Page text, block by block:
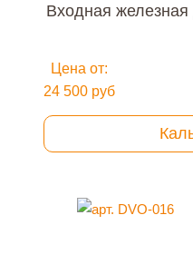
Входная
Цена от:
24 500 руб